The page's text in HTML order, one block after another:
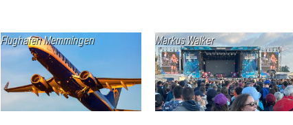
Flughafen Memmingen Markus Walker